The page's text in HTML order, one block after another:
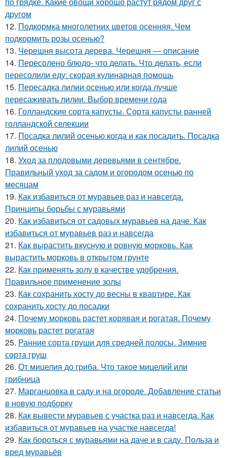
другом
12. Подкормка многолетних цветов осенняя. Чем
подкормить розы осенью?
13. Черешня высота дерева. Черешня — описание
14. Пересолено блюдо- что делать. Что делать, если
пересолили еду: скорая кулинарная помощь
15. Пересадка лилии осенью или когда лучше
пересаживать лилии. Выбор времени года
16. Голландские сорта капусты. Сорта капусты ранней
голландской селекции
17. Посадка лилий осенью когда и как посадить. Посадка
лилий осенью
18. Уход за плодовыми деревьями в сентябре.
Правильный уход за садом и огородом осенью по
месяцам
19. Как избавиться от муравьев раз и навсегда.
Принципы борьбы с муравьями
20. Как избавиться от садовых муравьев на даче. Как
избавиться от муравьев раз и навсегда
21. Как вырастить вкусную и ровную морковь. Как
вырастить морковь в открытом грунте
22. Как применять золу в качестве удобрения.
Правильное применение золы
23. Как сохранить хосту до весны в квартире. Как
сохранить хосту до посадки
24. Почему морковь растет корявая и рогатая. Почему
морковь растет рогатая
25. Ранние сорта груши для средней полосы. Зимние
сорта груш
26. От мицелия до гриба. Что такое мицелий или
грибница
27. Марганцовка в саду и на огороде. Добавление статьи
в новую подборку
28. Как вывести муравьев с участка раз и навсегда. Как
избавиться от муравьев на участке навсегда!
29. Как бороться с муравьями на даче и в саду. Польза и
вред муравьёв